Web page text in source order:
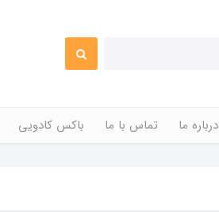
درباره ما تماس با ما باکس کادویی